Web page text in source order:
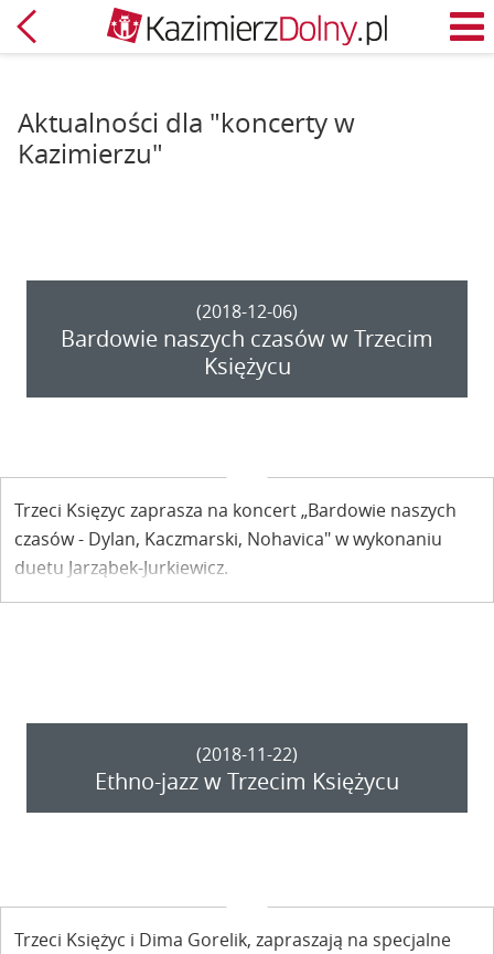
Powrót
Aktualności dla "koncerty w
Kazimierzu"
(2018-12-06)
Bardowie naszych czasów w Trzecim
Księżycu
Trzeci Księzyc zaprasza na koncert „Bardowie naszych
czasów - Dylan, Kaczmarski, Nohavica" w wykonaniu
duetu Jarząbek-Jurkiewicz.
(2018-11-22)
Ethno-jazz w Trzecim Księżycu
Trzeci Księżyc i Dima Gorelik, zapraszają na specjalne